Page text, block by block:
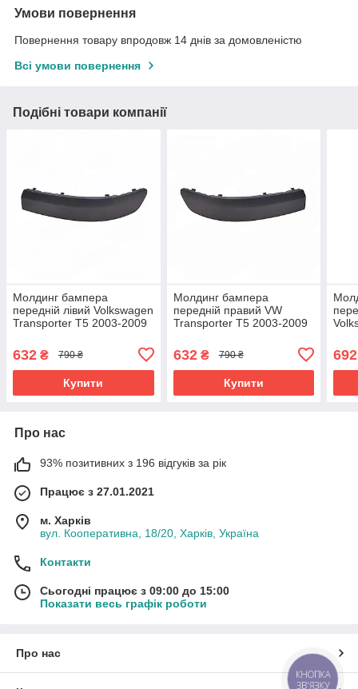
Умови повернення
Повернення товару впродовж 14 днів за домовленістю
Всі умови повернення
Подібні товари компанії
Молдинг бампера
передній лівий Volkswagen
Transporter T5 2003-2009
632 ₴ 790 ₴
Купити
Молдинг бампера
передній правий VW
Transporter T5 2003-2009
632₴ 790 ₴
Купити
692
Про нас
93% позитивних з 196 відгуків за рік
Працює з 27.01.2021
м. Харків
вул. Кооперативна, 18/20, Харків, Україна
Контакти
Сьогодні працює з 09:00 до 15:00
Показати весь графік роботи
Про нас
КНОПКА
ЗВ'ЯЗКУ